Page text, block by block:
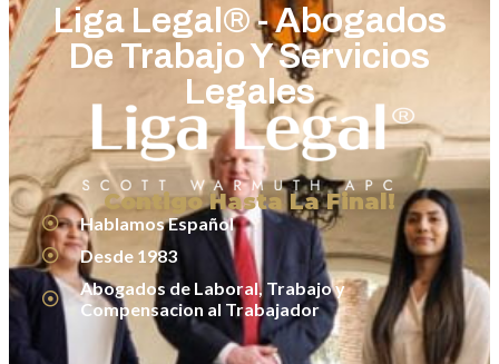
Liga Legal® - Abogados
De Trabajo Y Servicios
Legales
Contigo Hasta La Final!
Hablamos Español
Desde 1983
Abogados de Laboral, Trabajo y
Compensacion al Trabajador